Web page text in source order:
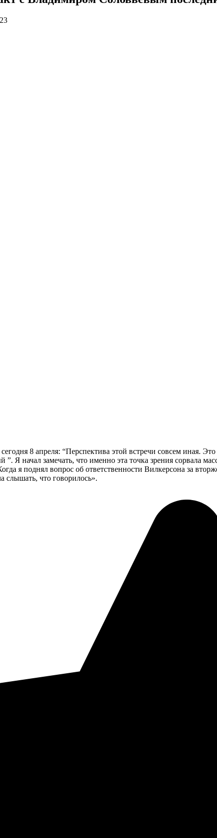
8 апреля: “Перспектива этой встречи совсем иная.
”. Я начал замечать, что именно эта точка зрения сорвала
я поднял вопрос об ответственности Вилкерсона за
слышать, что говорилось».